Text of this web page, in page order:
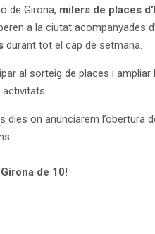
de Girona, milers de places
a la ciutat acompanyades
durant tot el cap de setmana.
al sorteig de places i ampliar
dies on anunciarem l’obertura
de 10!